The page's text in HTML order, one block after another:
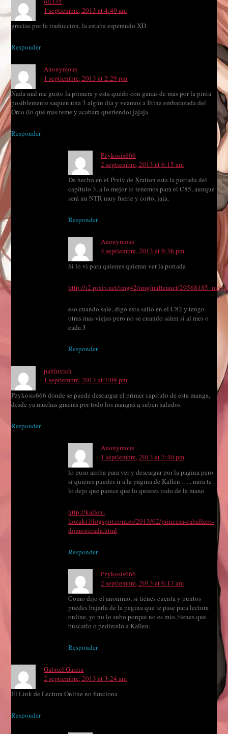
1 septiembre, 2013 at 4:40 am
gracias por la traducción, la estaba esperando XD
Responder
Anonymous
1 septiembre, 2013 at 2:29 pm
Nada mal me gusto la primera y esta quedo con ganas de mas por la pinta
posiblemente saquen una 3 algún día y veamos a Iltina embarazada del
Orco (lo que mas teme y acabara queriendo) jajaja
Responder
Pzykosis666
2 septiembre, 2013 at 6:15 am
De hecho en el Pixiv de Xration esta la portada del
capitulo 3, a lo mejor lo tenemos para el C85, aunque
será un NTR muy fuerte y corto, jaja.
Responder
Anonymous
4 septiembre, 2013 at 9:36 pm
Si lo vi para quienes quieran ver la portada
http://i2.pixiv.net/img42/img/milteanet/29568185_m.jpg
eso cuando sale, digo esta salio en el C82 y tengo
otras mas viejas pero no se cuando salen si al mes o
cada 3
Responder
pablovich
1 septiembre, 2013 at 7:09 pm
Pzykosis666 donde se puede descargar el primer capitulo de esta manga,
desde ya muchas gracias por todo los mangas q suben saludos
Responder
Anonymous
1 septiembre, 2013 at 7:40 pm
lo puso arriba para ver y descargar por la pagina pero
si quieres puedes ir a la pagina de Kallen ….. mira te
lo dejo que parece que lo quieres todo de la mano
http://kallen-
kozuki.blogspot.com.es/2013/02/princesa-caballero-
domesticada.html
Responder
Pzykosis666
2 septiembre, 2013 at 6:17 am
Como dijo el anonimo, si tienes cuenta y puntos
puedes bajarla de la pagina que te pase para lectura
online, yo no lo subo porque no es mio, tienes que
buscarlo o pedircelo a Kallen.
Responder
Gabriel Garcia
2 septiembre, 2013 at 3:24 am
El Link de Lectura Online no funciona
Responder